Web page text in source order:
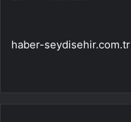
haber-seydisehir.com.tr